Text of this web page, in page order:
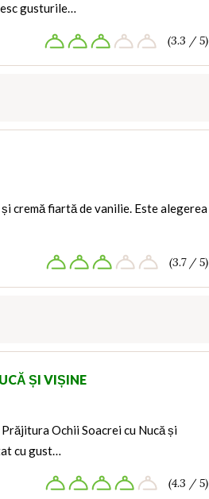
gusturile…
(3.3 / 5)
cremă fiartă de vanilie. Este alegerea
(3.7 / 5)
ȘI VIȘINE
Ochii Soacrei cu Nucă și
cu gust…
(4.3 / 5)